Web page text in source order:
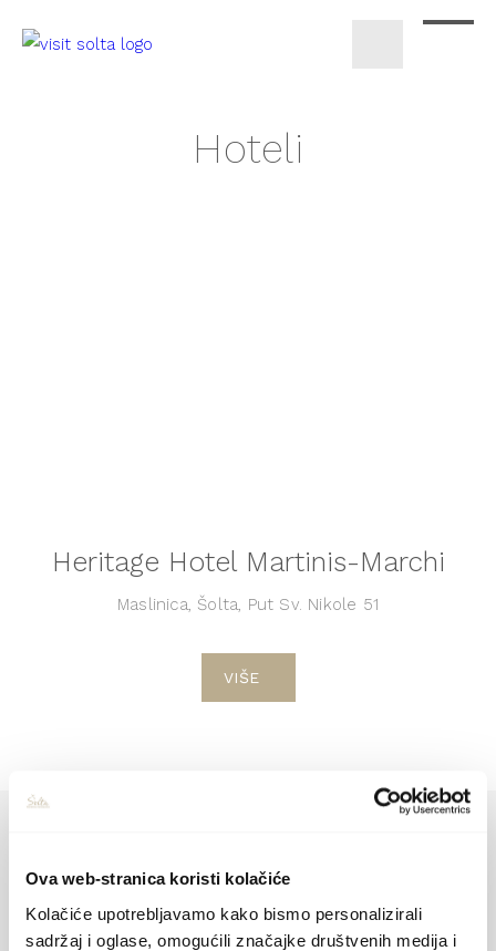
Ova web-stranica koristi kolačiće
Kolačiće upotrebljavamo kako bismo personalizirali
sadržaj i oglase, omogućili značajke društvenih medija i
Hoteli
Heritage Hotel Martinis-Marchi
Maslinica, Šolta, Put Sv. Nikole 51
VIŠE